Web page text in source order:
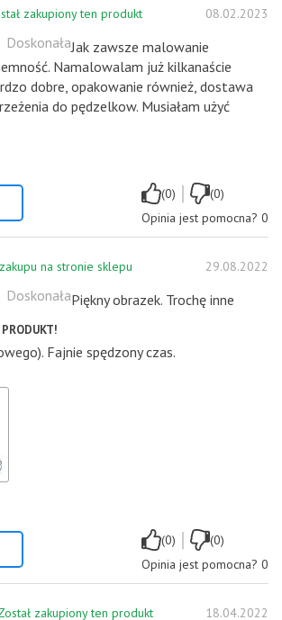
zakupiony ten produkt 08.02.2023
DoskonałaJak zawsze malowanie
Namalowalam już kilkanaście
dobre, opakowanie również, dostawa
do pędzelkow. Musiałam użyć
(0) |
(0)
Opinia jest pomocna? 0
na stronie sklepu 29.08.2022
DoskonałaPiękny obrazek. Trochę inne
Fajnie spędzony czas.
(0) |
(0)
Opinia jest pomocna? 0
zakupiony ten produkt 18.04.2022